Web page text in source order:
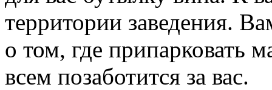
территории заведения.
о том, где припарковать
всем позаботится за вас.